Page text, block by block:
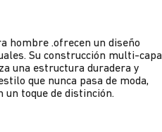
hombre .ofrecen un diseño
Su construcción multi-capa
una estructura duradera y
que nunca pasa de moda,
toque de distinción.